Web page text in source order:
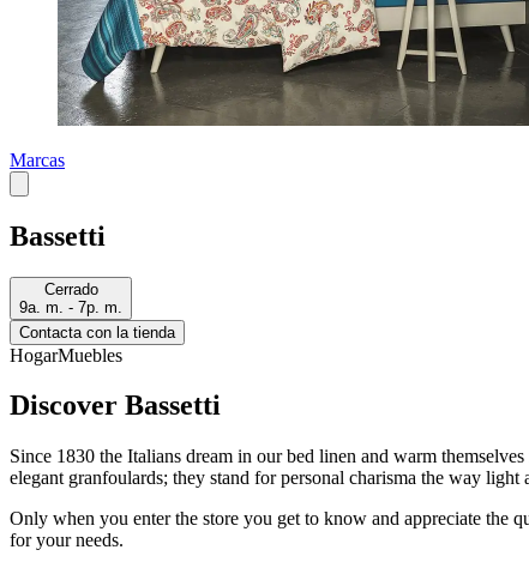
Marcas
Bassetti
Cerrado
9a. m. - 7p. m.
Contacta con la tienda
HogarMuebles
Discover Bassetti
Since 1830 the Italians dream in our bed linen and warm
elegant granfoulards; they stand for personal charisma the way
Only when you enter the store you get to know and appreciate the
for your needs.